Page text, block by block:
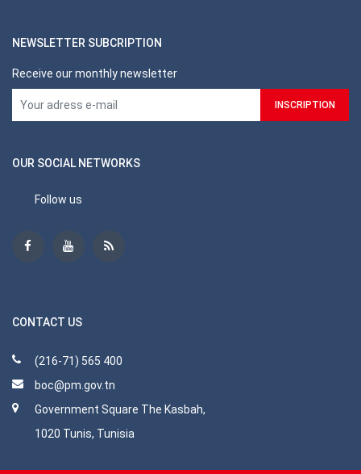
NEWSLETTER SUBCRIPTION
Receive our monthly newsletter
OUR SOCIAL NETWORKS
Follow us
CONTACT US
(216-71) 565 400
boc@pm.gov.tn
Government Square The Kasbah,
1020 Tunis, Tunisia